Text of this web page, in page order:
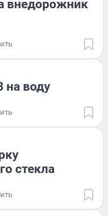
внедорожник
на воду
стекла